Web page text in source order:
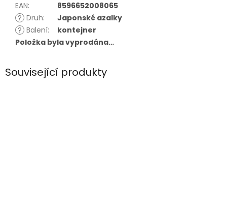
EAN:
8596652008065
? Druh:
Japonské azalky
? Balení:
kontejner
Položka byla vyprodána…
Související produkty